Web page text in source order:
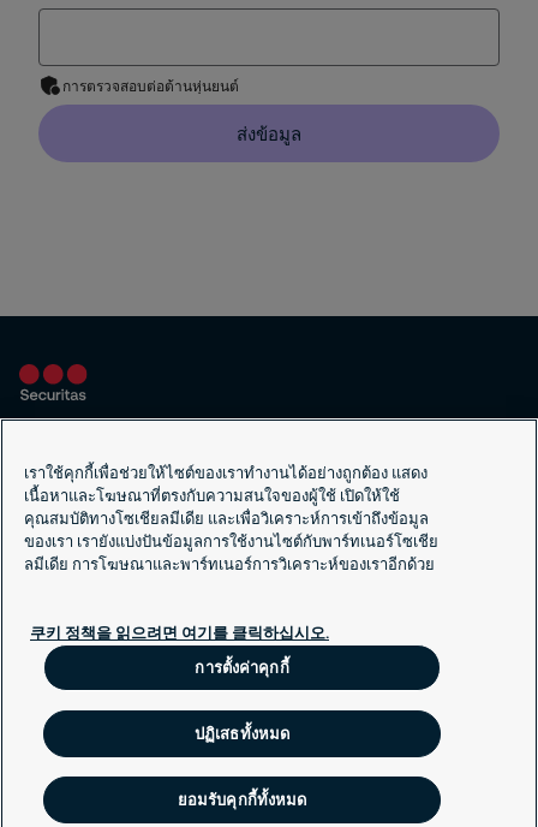
การตรวจสอบต่อต้านหุ่นยนต์
ส่งข้อมูล
ซิเคียวริทัสทั่วโลก
ซิเคียวริทัสทั่วมุมโลก
นโยบายคุกกี้
การเปิดเผยข้อมูลอย่างรับผิดชอบ
เราใช้คุกกี้เพื่อช่วยให้ไซต์ของเราทำงานได้อย่างถูกต้อง แสดง
เนื้อหาและโฆษณาที่ตรงกับความสนใจของผู้ใช้ เปิดให้ใช้
คุณสมบัติทางโซเชียลมีเดีย และเพื่อวิเคราะห์การเข้าถึงข้อมูล
ของเรา เรายังแบ่งปันข้อมูลการใช้งานไซต์กับพาร์ทเนอร์โซเชีย
ลมีเดีย การโฆษณาและพาร์ทเนอร์การวิเคราะห์ของเราอีกด้วย
쿠키 정책을 읽으려면 여기를 클릭하십시오.
การตั้งค่าคุกกี้
ปฏิเสธทั้งหมด
ยอมรับคุกกี้ทั้งหมด